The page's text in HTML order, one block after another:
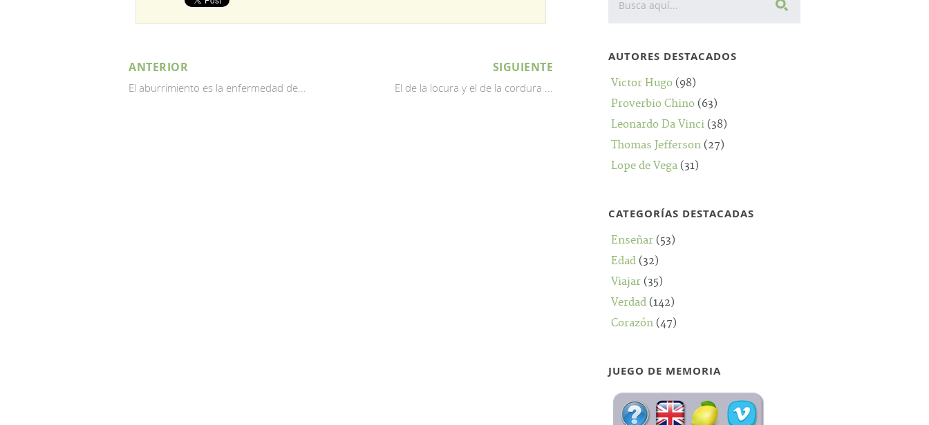
ANTERIOR
El aburrimiento es la enfermedad de...
SIGUIENTE
El de la locura y el de la cordura ...
AUTORES DESTACADOS
Victor Hugo (98)
Proverbio Chino (63)
Leonardo Da Vinci (38)
Thomas Jefferson (27)
Lope de Vega (31)
CATEGORÍAS DESTACADAS
Enseñar (53)
Edad (32)
Viajar (35)
Verdad (142)
Corazón (47)
JUEGO DE MEMORIA